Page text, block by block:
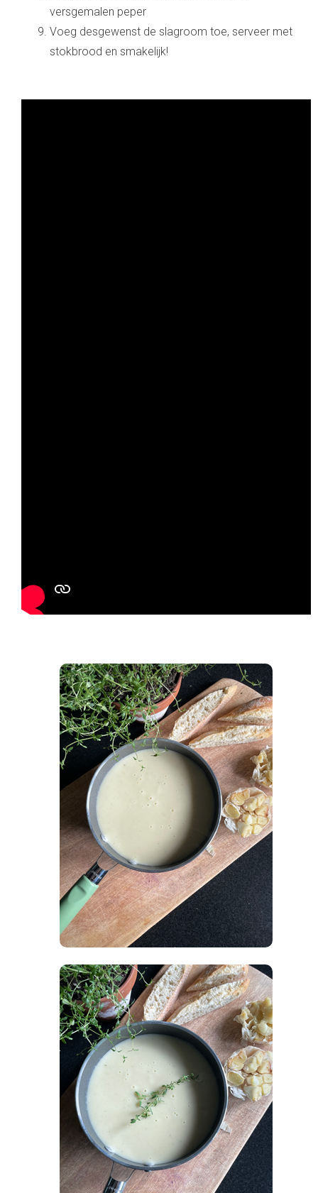
versgemalen peper
Voeg desgewenst de slagroom toe, serveer met
stokbrood en smakelijk!